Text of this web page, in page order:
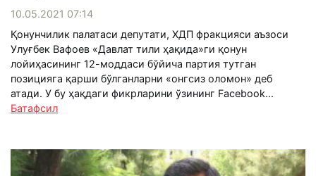
10.05.2021 07:14
Қонунчилик палатаси депутати, ХДП фракцияси аъзоси
Улуғбек Вафоев «Давлат тили ҳақида»ги қонун
лойиҳасининг 12-моддаси бўйича партия тутган
позицияга қарши бўлганларни «онгсиз оломон» деб
атади. У бу ҳақдаги фикрларини ўзининг Facebook...
Батафсил